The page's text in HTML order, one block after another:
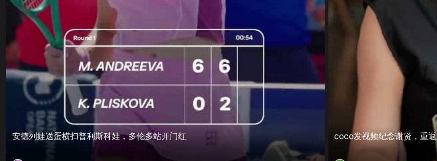
安德列娃送蛋横扫普利斯科娃，多伦多站开门红 coco发视频纪念谢贤，重